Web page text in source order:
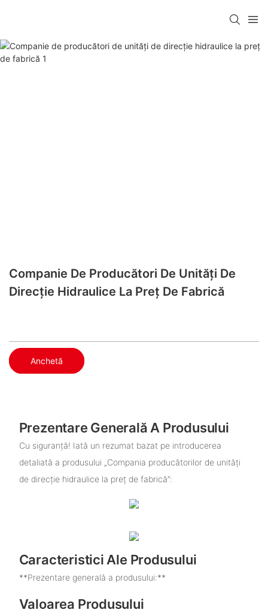
Companie De Producători De Unități De
Direcție Hidraulice La Preț De Fabrică
Anchetă
Prezentare Generală A Produsului
Cu siguranță! Iată un rezumat bazat pe introducerea
detaliată a produsului „Compania producătorilor de unități
de direcție hidraulice la preț de fabrică”:
Caracteristici Ale Produsului
**Prezentare generală a produsului:**
Valoarea Produsului